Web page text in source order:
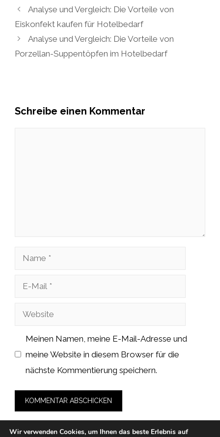
Analyse und Vergleich: Die Vorteile von
Eiskonfekt kaufen für Hotelbedarf
Analyse und Vergleich: Die Vorteile von
Porzellan-Suppentöpfen im Hotelbedarf
Schreibe einen Kommentar
Name
Website
Meinen Namen, meine E-Mail-Adresse und
meine Website in diesem Browser für die
nächste Kommentierung speichern.
Wir verwenden Cookies, um Ihnen das beste Erlebnis auf